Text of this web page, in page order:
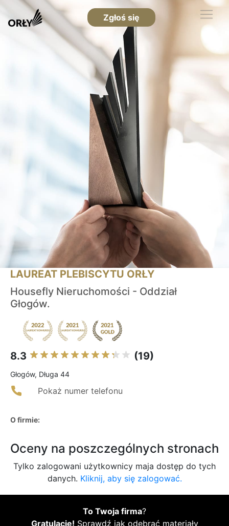
Zgłoś się
LAUREAT PLEBISCYTU ORŁY
Housefly Nieruchomości - Oddział
Głogów.
8.3 (19)
Głogów, Długa 44
Pokaż numer telefonu
O firmie:
Oceny na poszczególnych stronach
Tylko zalogowani użytkownicy maja dostęp do tych
danych. Kliknij, aby się zalogować.
To Twoja firma?
Gratulacje! Sprawdź jak odebrać materiały